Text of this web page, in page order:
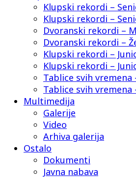
Klupski rekordi –
Klupski rekordi –
Dvoranski rekordi –
Dvoranski rekordi –
Klupski rekordi –
Klupski rekordi –
Tablice svih vremena
Tablice svih vremena
Multimedija
Galerije
Video
Arhiva galerija
Ostalo
Dokumenti
Javna nabava